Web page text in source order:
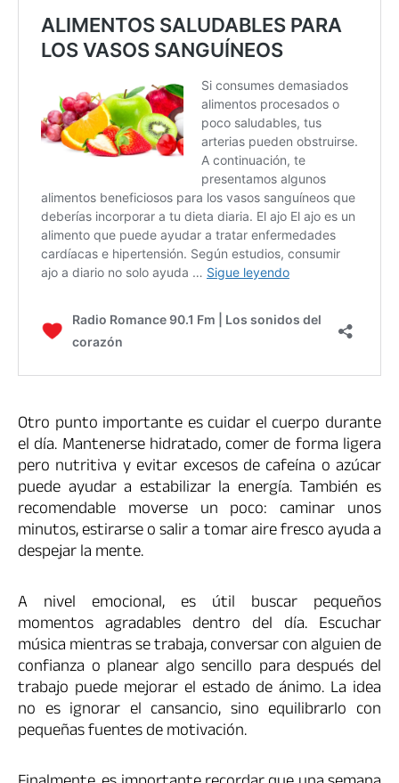
Otro punto importante es cuidar el cuerpo durante
el día. Mantenerse hidratado, comer de forma ligera
pero nutritiva y evitar excesos de cafeína o azúcar
puede ayudar a estabilizar la energía. También es
recomendable moverse un poco: caminar unos
minutos, estirarse o salir a tomar aire fresco ayuda a
despejar la mente.
A nivel emocional, es útil buscar pequeños
momentos agradables dentro del día. Escuchar
música mientras se trabaja, conversar con alguien de
confianza o planear algo sencillo para después del
trabajo puede mejorar el estado de ánimo. La idea
no es ignorar el cansancio, sino equilibrarlo con
pequeñas fuentes de motivación.